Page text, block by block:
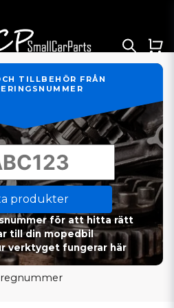
TILLBEHÖR FRÅN
produkter
för att hitta rätt
till din mopedbil
verktyget fungerar här